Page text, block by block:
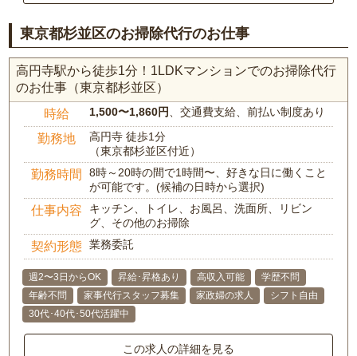
東京都杉並区のお掃除代行のお仕事
高円寺駅から徒歩1分！1LDKマンションでのお掃除代行
のお仕事（東京都杉並区）
時給 1,500〜1,860円 、交通費支給、前払い制度あり
勤務地
高円寺 徒歩1分
（東京都杉並区付近）
勤務時間
8時～20時の間で1時間〜、好きな日に働くこと
が可能です。(候補の日時から選択)
仕事内容
キッチン、トイレ、お風呂、洗面所、リビン
グ、その他のお掃除
契約形態 業務委託
週2〜3日からOK 昇給･昇格あり 高収入可能
学歴不問
年齢不問
家事代行スタッフ募集 家政婦の求人
シフト自由
30代･40代･50代活躍中
この求人の詳細を見る